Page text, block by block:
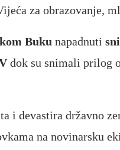
za obrazovanje,
Buku napadnuti
dok su snimali prilog
i devastira državno
na novinarsku